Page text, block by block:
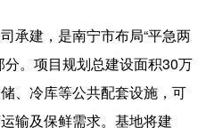
时政 人事
网评 港澳
建，是南宁市布局“平急两
。项目规划总建设面积30万
、冷库等公共配套设施，可
输及保鲜需求。基地将建